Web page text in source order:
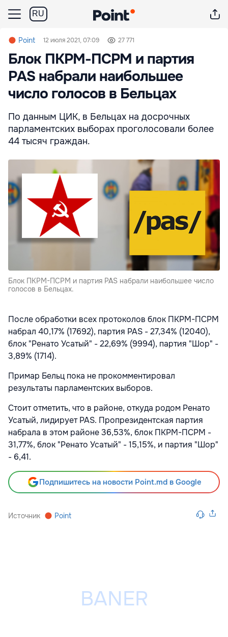
RU
Point 12 июля 2021, 07:09 27 771
Блок ПКРМ-ПСРМ и партия
PAS набрали наибольшее
число голосов в Бельцах
По данным ЦИК, в Бельцах на досрочных
парламентских выборах проголосовали более
44 тысяч граждан.
Блок ПКРМ-ПСРМ и партия PAS набрали наибольшее число
голосов в Бельцах.
После обработки всех протоколов блок ПКРМ-ПСРМ
набрал 40,17% (17692), партия PAS - 27,34% (12040),
блок "Ренато Усатый" - 22,69% (9994), партия "Шор" -
3,89% (1714).
Примар Бельц пока не прокомментировал
результаты парламентских выборов.
Стоит отметить, что в районе, откуда родом Ренато
Усатый, лидирует PAS. Пропрезидентская партия
набрала в этом районе 36,53%, блок ПКРМ-ПСРМ -
31,77%, блок "Ренато Усатый" - 15,15%, и партия "Шор"
- 6,41.
Подпишитесь на новости Point.md в Google
Источник Point